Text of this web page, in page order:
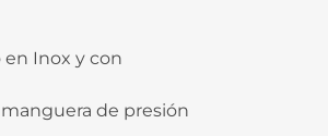
Inox y con
de presión